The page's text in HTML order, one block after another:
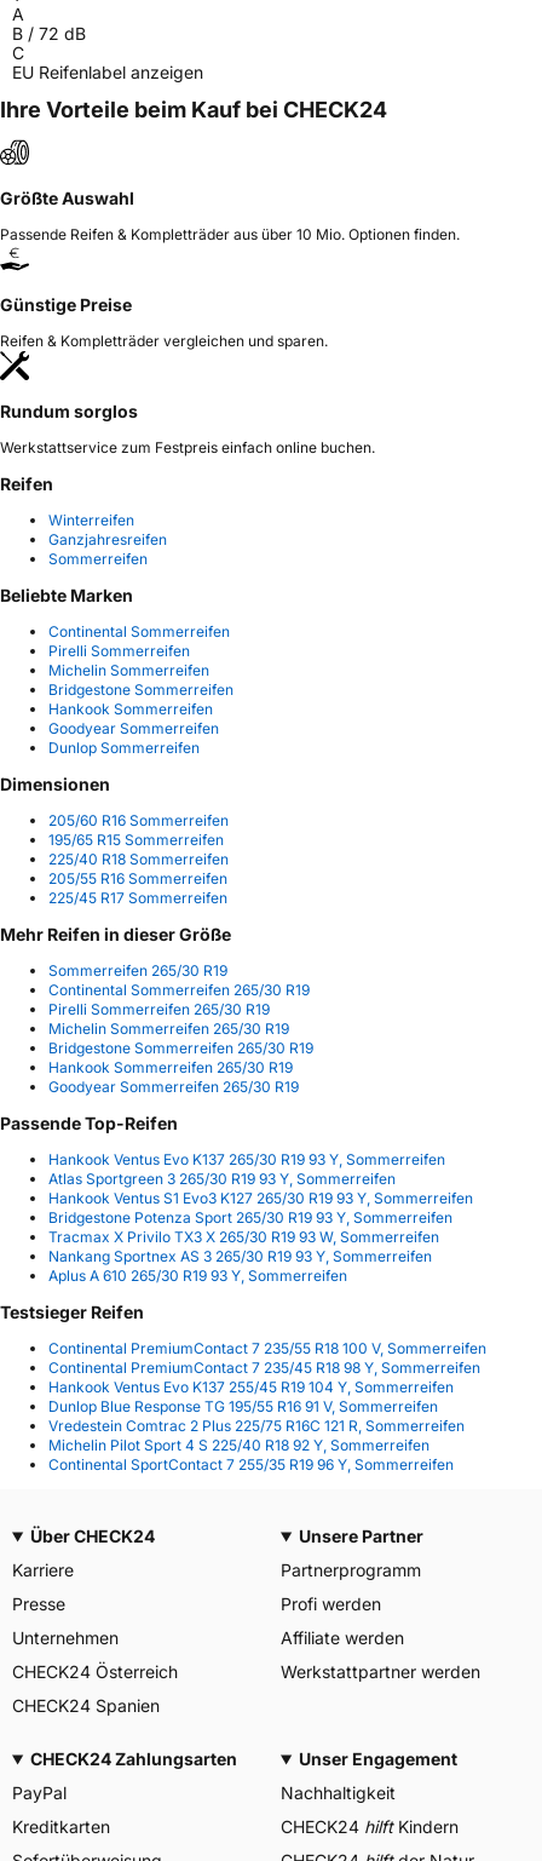
A
B / 72 dB
C
EU Reifenlabel anzeigen
Ihre Vorteile beim Kauf bei CHECK24
Größte Auswahl
Passende Reifen & Kompletträder aus über 10 Mio. Optionen finden.
Günstige Preise
Reifen & Kompletträder vergleichen und sparen.
Rundum sorglos
Werkstattservice zum Festpreis einfach online buchen.
Reifen
Winterreifen
Ganzjahresreifen
Sommerreifen
Beliebte Marken
Continental Sommerreifen
Pirelli Sommerreifen
Michelin Sommerreifen
Bridgestone Sommerreifen
Hankook Sommerreifen
Goodyear Sommerreifen
Dunlop Sommerreifen
Dimensionen
205/60 R16 Sommerreifen
195/65 R15 Sommerreifen
225/40 R18 Sommerreifen
205/55 R16 Sommerreifen
225/45 R17 Sommerreifen
Mehr Reifen in dieser Größe
Sommerreifen 265/30 R19
Continental Sommerreifen 265/30 R19
Pirelli Sommerreifen 265/30 R19
Michelin Sommerreifen 265/30 R19
Bridgestone Sommerreifen 265/30 R19
Hankook Sommerreifen 265/30 R19
Goodyear Sommerreifen 265/30 R19
Passende Top-Reifen
Hankook Ventus Evo K137 265/30 R19 93 Y, Sommerreifen
Atlas Sportgreen 3 265/30 R19 93 Y, Sommerreifen
Hankook Ventus S1 Evo3 K127 265/30 R19 93 Y, Sommerreifen
Bridgestone Potenza Sport 265/30 R19 93 Y, Sommerreifen
Tracmax X Privilo TX3 X 265/30 R19 93 W, Sommerreifen
Nankang Sportnex AS 3 265/30 R19 93 Y, Sommerreifen
Aplus A 610 265/30 R19 93 Y, Sommerreifen
Testsieger Reifen
Continental PremiumContact 7 235/55 R18 100 V, Sommerreifen
Continental PremiumContact 7 235/45 R18 98 Y, Sommerreifen
Hankook Ventus Evo K137 255/45 R19 104 Y, Sommerreifen
Dunlop Blue Response TG 195/55 R16 91 V, Sommerreifen
Vredestein Comtrac 2 Plus 225/75 R16C 121 R, Sommerreifen
Michelin Pilot Sport 4 S 225/40 R18 92 Y, Sommerreifen
Continental SportContact 7 255/35 R19 96 Y, Sommerreifen
Über CHECK24
Karriere
Presse
Unternehmen
CHECK24 Österreich
CHECK24 Spanien
Unsere Partner
Partnerprogramm
Profi werden
Affiliate werden
Werkstattpartner werden
CHECK24 Zahlungsarten
PayPal
Kreditkarten
Unser Engagement
Nachhaltigkeit
CHECK24 hilftKindern